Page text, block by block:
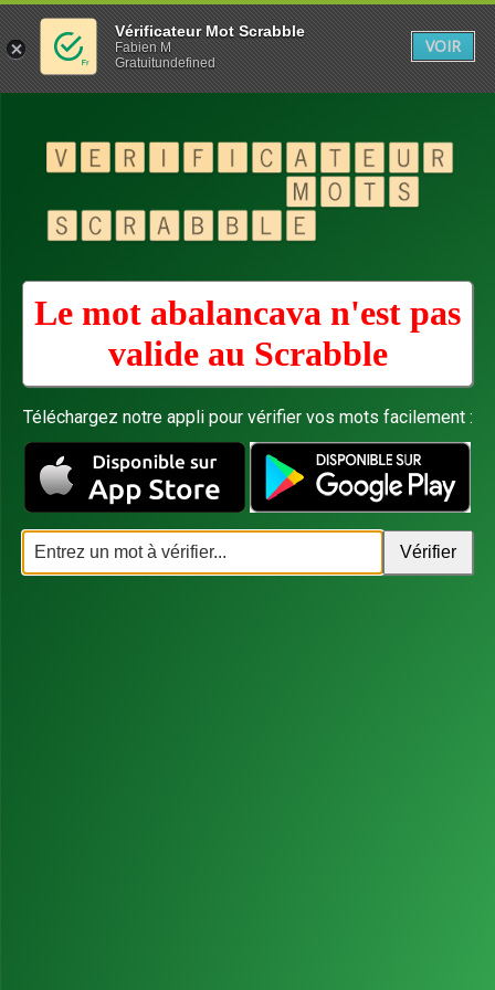
Le mot abalancava n'est pas
valide au Scrabble
Téléchargez notre appli pour vérifier vos mots facilement :
Vérificateur Mot Scrabble
Fabien M
Gratuitundefined
VOIR